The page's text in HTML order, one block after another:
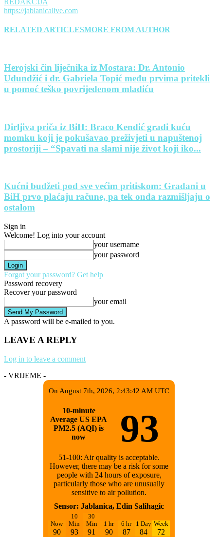
https://jablanicalive.com
RELATED ARTICLESMORE FROM AUTHOR
Herojski čin liječnika iz Mostara: Dr. Antonio
Udundžić i dr. Gabriela Topić među prvima pritekli
u pomoć teško povrijeđenom mladiću
Dirljiva priča iz BiH: Braco Kendić gradi kuću
momku koji je pokušavao preživjeti u napuštenoj
prostoriji – “Spavati na slami nije život koji iko...
Kućni budžeti pod sve većim pritiskom: Građani u
BiH prvo plaćaju račune, pa tek onda razmišljaju o
ostalom
Sign in
Welcome! Log into your account
your username
your password
Forgot your password? Get help
Password recovery
Recover your password
your email
A password will be e-mailed to you.
LEAVE A REPLY
Log in to leave a comment
- VRIJEME -
On August 7th, 2026, 2:43:42 AM UTC
10-minute
Average US EPA
PM2.5 (AQI) is
now
93
51-100: Air quality is acceptable.
However, there may be a risk for some
people with 24 hours of exposure,
particularly those who are unusually
sensitive to air pollution.
Sensor: Jablanica, Edin Salihagic
Now
90
10
Min
93
30
Min
91
1 hr
90
6 hr
87
1 Day
84
Week
72